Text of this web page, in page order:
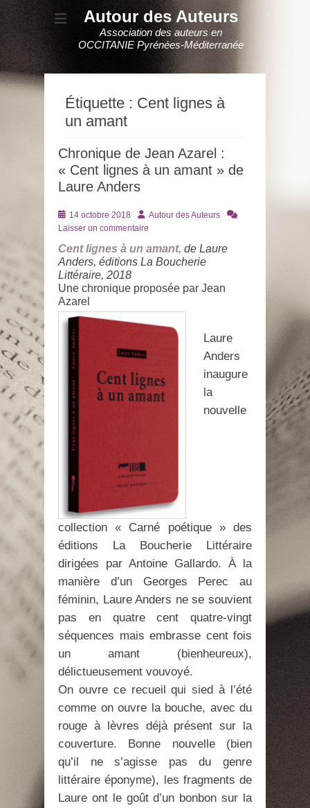
Autour des Auteurs
Association des auteurs en
OCCITANIE Pyrénées-Méditerranée
Étiquette : Cent lignes à
un amant
Chronique de Jean Azarel :
« Cent lignes à un amant » de
Laure Anders
Posté
le
14 octobre 2018 AuteurAutour des Auteurs
Laisser un commentaire
Cent lignes à un amant, de Laure
Anders, éditions La Boucherie
Littéraire, 2018
Une chronique proposée par Jean
Azarel
Laure
Anders
inaugure
la
nouvelle
collection « Carné poétique » des
éditions La Boucherie Littéraire
dirigées par Antoine Gallardo. À la
manière d’un Georges Perec au
féminin, Laure Anders ne se souvient
pas en quatre cent quatre-vingt
séquences mais embrasse cent fois
un amant (bienheureux),
délictueusement vouvoyé.
On ouvre ce recueil qui sied à l’été
comme on ouvre la bouche, avec du
rouge à lèvres déjà présent sur la
couverture. Bonne nouvelle (bien
qu’il ne s’agisse pas du genre
littéraire éponyme), les fragments de
Laure ont le goût d’un bonbon sur la